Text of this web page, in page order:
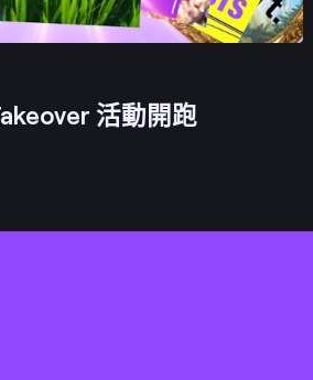
活動開跑